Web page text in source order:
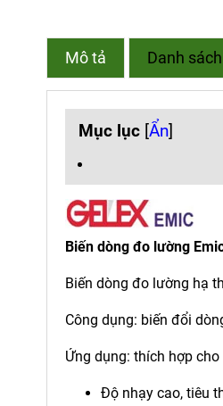
Mô tả Danh
Mục lục [Ẩn]
Biến dòng đo lường
Biến dòng đo lường hạ
Công dụng: biến đổi
Ứng dụng: thích hợp
Độ nhạy cao, tiêu